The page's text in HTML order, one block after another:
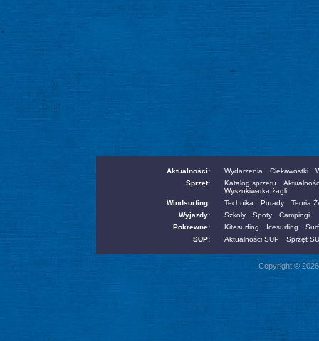
Aktualności: Wydarzenia Ciekawostki
Sprzęt:
Katalog sprzetu
Wyszukiwarka żagli
Windsurfing:
Technika Porady
Teoria
Wyjazdy:
Szkoły Spoty
Campingi
Pokrewne:
Kitesurfing Icesurfing
SUP:
Aktualności SUP Sprzęt
Copyright ©